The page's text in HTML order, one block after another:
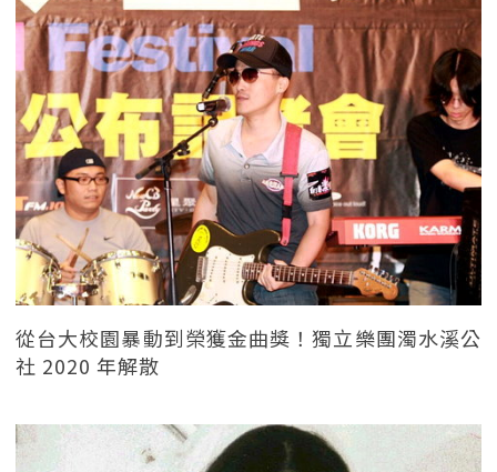
從台大校園暴動到榮獲金曲獎！獨立樂團濁水溪公
社 2020 年解散